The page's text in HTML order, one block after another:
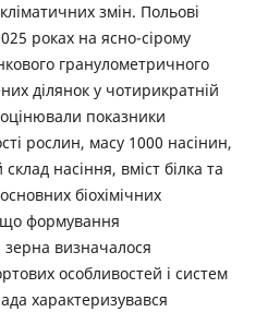
змін. Польові
роках на ясно-сірому
гранулометричного
ділянок у чотирикратній
показники
рослин, масу 1000 насінин,
насіння, вміст білка та
біохімічних
що формування
зерна визначалося
особливостей і систем
характеризувався